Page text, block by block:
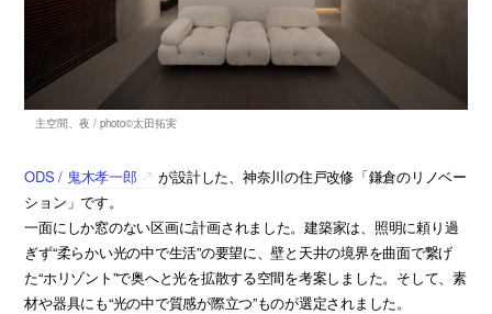
ODS / 鬼木孝一郎
が設計した、神奈川の住戸改修「鎌倉のリノベー
ション」です。
一面にしか窓のない区画に計画されました。建築家は、照明に頼り過
ぎず“柔らかい光の中で生活”の要望に、壁と天井の境界を曲面で繋げ
た“ホリゾント”で奥へと光を拡散する空間を考案しました。そして、素
材や器具にも“光の中で質感が際立つ”ものが選定されました。